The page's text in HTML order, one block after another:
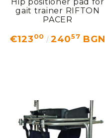
gait trainer RIFTON
PACER
€12300 24057 BGN